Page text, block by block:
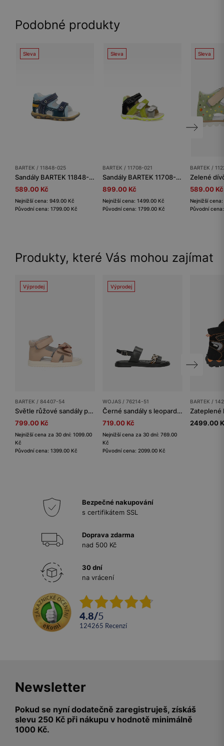
Podobné produkty
Sleva
BARTEK / 11848-025
Sandály BARTEK 11848-025, pro kluky, zeleno-modré
589.00 Kč
Nejnižší cena: 949.00 Kč
Původní cena: 1799.00 Kč
Sleva
BARTEK / 11708-021
Sandály BARTEK 11708-021, pro chlapce, zeleno-černo-žluté
899.00 Kč
Nejnižší cena: 1499.00 Kč
Původní cena: 1799.00 Kč
Sleva
BARTEK /
589.00 Kč
Nejnižší
Původní
Produkty, které Vás mohou zajímat
Výprodej
BARTEK / 84407-54
Světle růžové sandály pro holčičky s mašličkou BARTEK 84407-54
799.00 Kč
Nejnižší cena za 30 dní: 1099.00
Kč
Původní cena: 1399.00 Kč
Výprodej
WOJAS / 76214-51
Černé sandály s leopardím páskem
719.00 Kč
Nejnižší cena za 30 dní: 769.00
Kč
Původní cena: 2099.00 Kč
BARTEK /
2499.00
Bezpečné nakupování
s certifikátem SSL
Doprava zdarma
nad 500 Kč
30 dní
na vrácení
4.8/5
124265 recenzí
Newsletter
Pokud se nyní dodatečně zaregistruješ, získáš
slevu 250 Kč při nákupu v hodnotě minimálně
1000 Kč.